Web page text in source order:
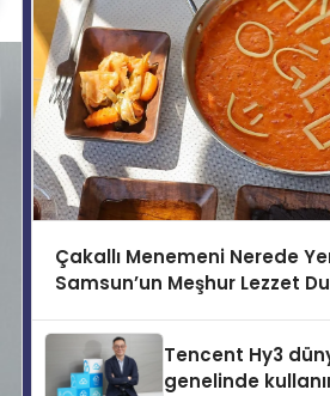
Çakallı Menemeni Nerede
Samsun’un Meşhur Lezzet
Tencent Hy3
genelinde